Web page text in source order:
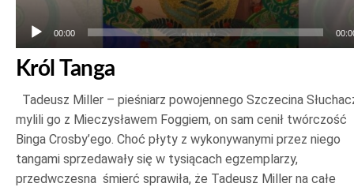
00:00
Król Tanga
Tadeusz Miller – pieśniarz powojennego Szczecina
mylili go z Mieczysławem Foggiem, on sam cenił twórczość
Binga Crosby’ego. Choć płyty z wykonywanymi przez niego
tangami sprzedawały się w tysiącach egzemplarzy,
przedwczesna śmierć sprawiła, że Tadeusz Miller na całe